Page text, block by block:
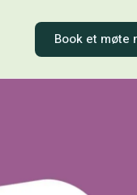
Book et møte